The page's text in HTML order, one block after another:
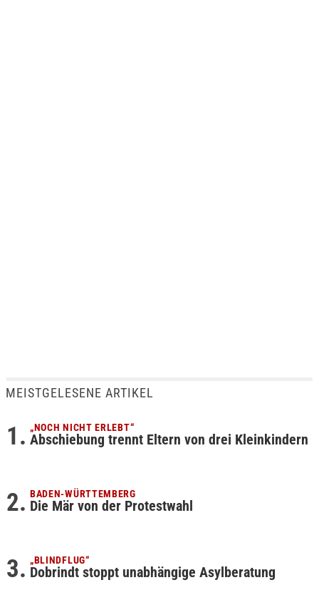
MEISTGELESENE ARTIKEL
„NOCH NICHT ERLEBT“
Abschiebung trennt Eltern von drei Kleinkindern
BADEN-WÜRTTEMBERG
Die Mär von der Protestwahl
„BLINDFLUG“
Dobrindt stoppt unabhängige Asylberatung